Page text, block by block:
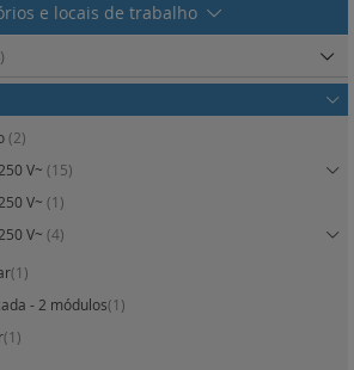
e locais de trabalho
(2)
V~ (15)
V~ (1)
V~ (4)
(1)
- 2 módulos(1)
(1)